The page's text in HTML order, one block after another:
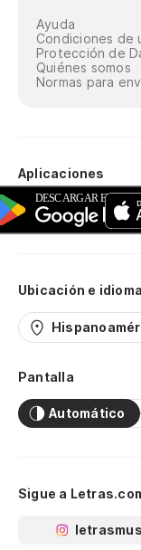
Ayuda
Condiciones de
Protección de
Quiénes somos
Normas para
Aplicaciones
Ubicación e idioma
Pantalla
Automático
Sigue a